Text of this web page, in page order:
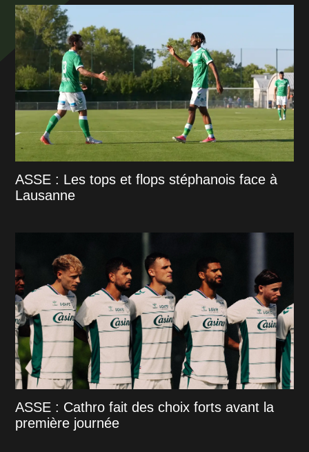
ASSE : Les tops et flops stéphanois face à
Lausanne
ASSE : Cathro fait des choix forts avant la
première journée